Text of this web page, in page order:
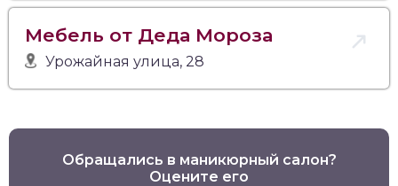
Мебель от Деда Мороза
Урожайная улица, 28
Обращались в маникюрный салон?
Оцените его